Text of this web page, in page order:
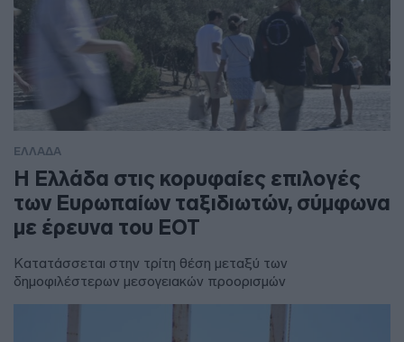
ΕΛΛΑΔΑ
Η Ελλάδα στις κορυφαίες επιλογές
των Ευρωπαίων ταξιδιωτών, σύμφωνα
με έρευνα του ΕΟΤ
Κατατάσσεται στην τρίτη θέση μεταξύ των
δημοφιλέστερων μεσογειακών προορισμών